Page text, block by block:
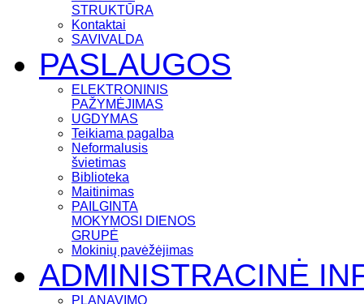
STRUKTŪRA
Kontaktai
SAVIVALDA
PASLAUGOS
ELEKTRONINIS
PAŽYMĖJIMAS
UGDYMAS
Teikiama pagalba
Neformalusis
švietimas
Biblioteka
Maitinimas
PAILGINTA
MOKYMOSI DIENOS
GRUPĖ
Mokinių pavėžėjimas
ADMINISTRACINĖ
PLANAVIMO